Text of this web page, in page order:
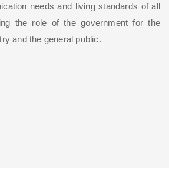
needs and living standards of all
the role of the government for the
and the general public.